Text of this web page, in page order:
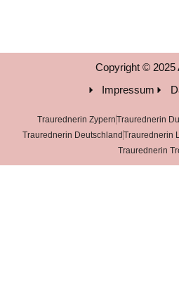
Copyright © 2025
Impressum
Traurednerin ZypernTraurednerin
Traurednerin Deutschland Traurednerin
Traurednerin